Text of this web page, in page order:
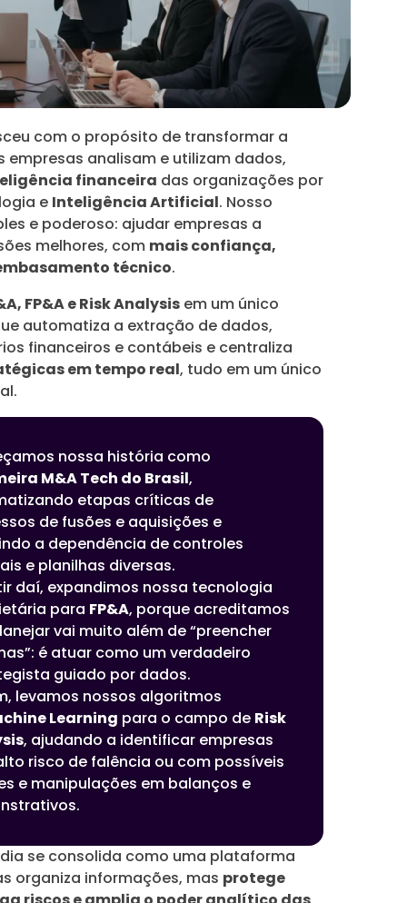
com o propósito de transformar a
empresas analisam e utilizam dados,
financeira das organizações por
e Inteligência Artificial. Nosso
e poderoso: ajudar empresas a
melhores, com mais confiança,
técnico.
FP&A e Risk Analysis em um único
automatiza a extração de dados,
financeiros e contábeis e centraliza
em tempo real, tudo em um único
nossa história como
M&A Tech do Brasil,
etapas críticas de
de fusões e aquisições e
a dependência de controles
e planilhas diversas.
daí, expandimos nossa tecnologia
para FP&A, porque acreditamos
vai muito além de “preencher
é atuar como um verdadeiro
guiado por dados.
levamos nossos algoritmos
Learning para o campo de Risk
, ajudando a identificar empresas
risco de falência ou com possíveis
e manipulações em balanços e
se consolida como uma plataforma
organiza informações, mas protege